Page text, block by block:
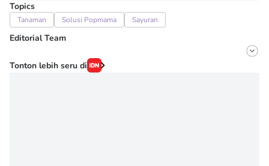
Topics
Tanaman Solusi Popmama Sayuran
Editorial Team
Editor
Irma ediarti mardiyah
Tonton lebih seru di